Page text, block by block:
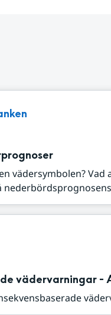
vädersymbolen? Vad
vädervarningar -